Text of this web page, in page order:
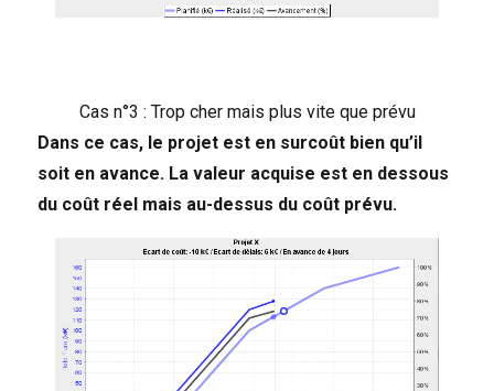
Cas n°3 : Trop cher mais plus vite que prévu
Dans ce cas, le projet est en surcoût bien qu’il
soit en avance. La valeur acquise est en dessous
du coût réel mais au-dessus du coût prévu.